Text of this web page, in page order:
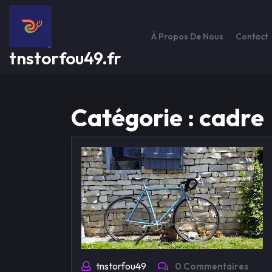
Passer
contenu
tnstorfou49.fr
À Propos De Nous Contact
Catégorie : cadre
tnstorfou49 0 Commentaires